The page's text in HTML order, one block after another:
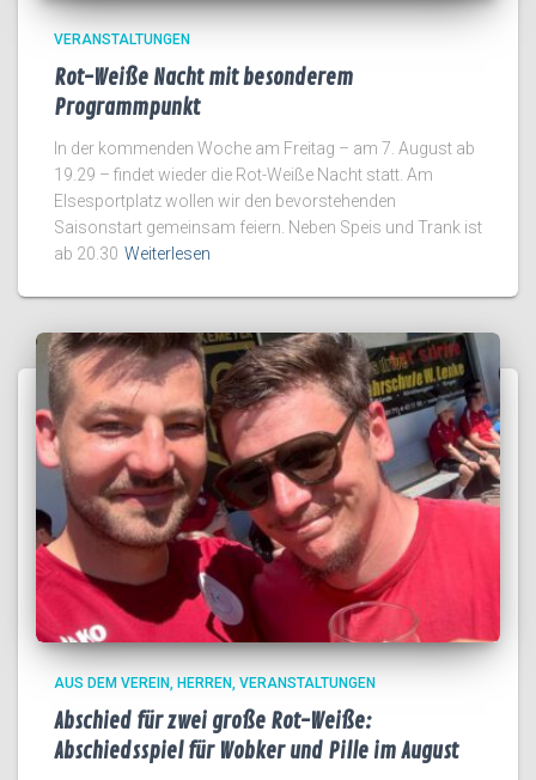
VERANSTALTUNGEN
Rot-Weiße Nacht mit besonderem
Programmpunkt
In der kommenden Woche am Freitag – am 7. August ab
19.29 – findet wieder die Rot-Weiße Nacht statt. Am
Elsesportplatz wollen wir den bevorstehenden
Saisonstart gemeinsam feiern. Neben Speis und Trank ist
ab 20.30 Weiterlesen
AUS DEM VEREIN HERREN VERANSTALTUNGEN
Abschied für zwei große Rot-Weiße:
Abschiedsspiel für Wobker und Pille im August